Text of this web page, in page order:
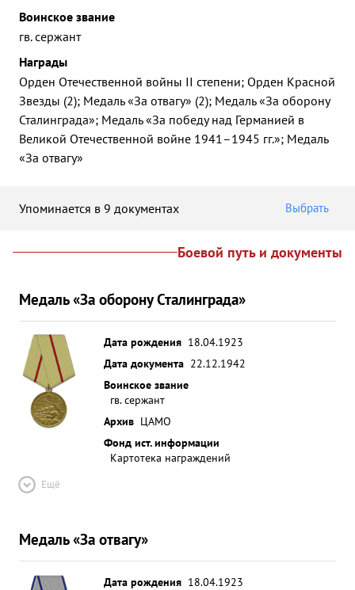
Воинское звание
гв. сержант
Награды
Орден Отечественной войны II степени; Орден Красной
Звезды (2); Медаль «За отвагу» (2); Медаль «За оборону
Сталинграда»; Медаль «За победу над Германией в
Великой Отечественной войне 1941–1945 гг.»; Медаль
«За отвагу»
Упоминается в 9 документах Выбрать
Боевой путь и документы
Медаль «За оборону Сталинграда»
Дата рождения 18.04.1923
Дата документа 22.12.1942
Воинское звание
гв. сержант
Архив ЦАМО
Фонд ист. информации
Картотека награждений
Ещё
Медаль «За отвагу»
Дата рождения 18.04.1923